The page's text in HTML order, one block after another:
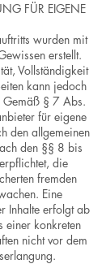
FÜR EIGENE
wurden mit
erstellt.
Vollständigkeit
kann jedoch
Gemäß § 7 Abs.
für eigene
den allgemeinen
den §§ 8 bis
die
fremden
Eine
Inhalte erfolgt ab
einer konkreten
nicht vor dem